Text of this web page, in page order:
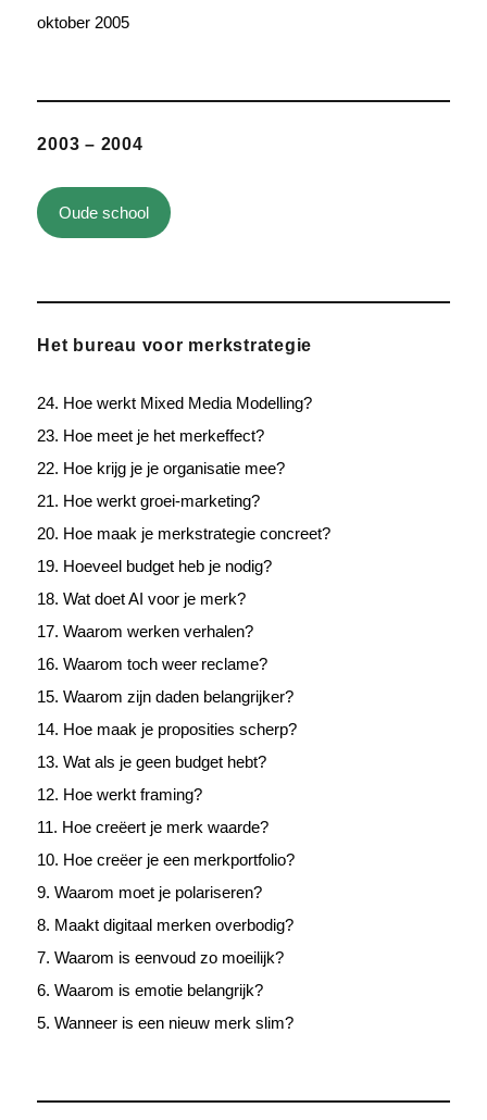
oktober 2005
2003 – 2004
Oude school
Het bureau voor merkstrategie
24. Hoe werkt Mixed Media Modelling?
23. Hoe meet je het merkeffect?
22. Hoe krijg je je organisatie mee?
21. Hoe werkt groei-marketing?
20. Hoe maak je merkstrategie concreet?
19. Hoeveel budget heb je nodig?
18. Wat doet AI voor je merk?
17. Waarom werken verhalen?
16. Waarom toch weer reclame?
15. Waarom zijn daden belangrijker?
14. Hoe maak je proposities scherp?
13. Wat als je geen budget hebt?
12. Hoe werkt framing?
11. Hoe creëert je merk waarde?
10. Hoe creëer je een merkportfolio?
9. Waarom moet je polariseren?
8. Maakt digitaal merken overbodig?
7. Waarom is eenvoud zo moeilijk?
6. Waarom is emotie belangrijk?
5. Wanneer is een nieuw merk slim?